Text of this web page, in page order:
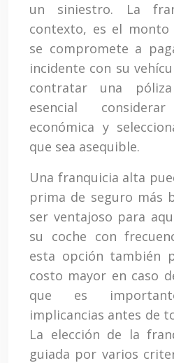
un siniestro. La
contexto, es el monto
se compromete a
incidente con su
contratar una
esencial
económica y
que sea asequible.
Una franquicia alta
prima de seguro más
ser ventajoso para
su coche con
esta opción también
costo mayor en caso
que es
implicancias antes de
La elección de la
guiada por varios